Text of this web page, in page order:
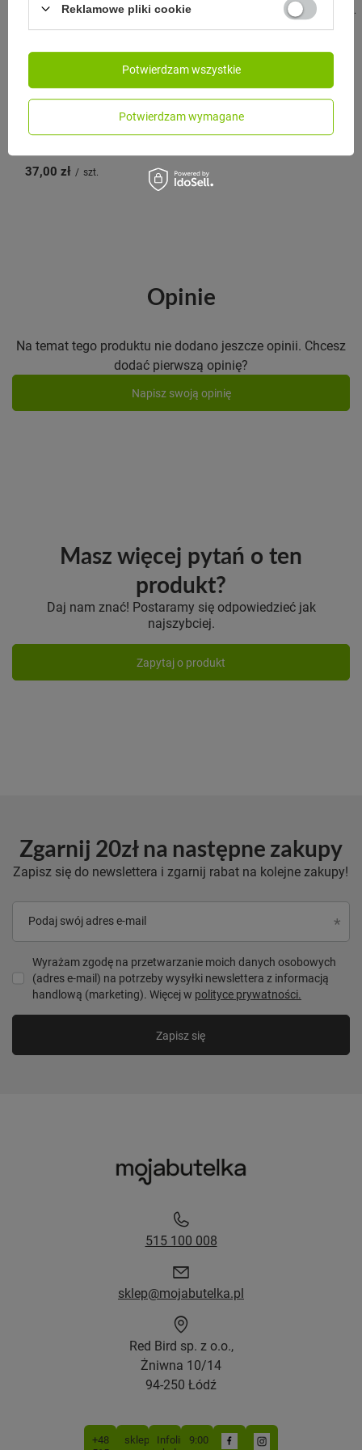
BU Filtr węglowy z bambusa
37,00 zł / szt.
111,00 zł
Opinie
Na temat tego produktu nie dodano jeszcze opinii. Chcesz
dodać pierwszą opinię?
Napisz swoją opinię
Masz więcej pytań o ten
produkt?
Daj nam znać! Postaramy się odpowiedzieć jak
najszybciej.
Zapytaj o produkt
Zgarnij 20zł na następne zakupy
Zapisz się do newslettera i zgarnij rabat na kolejne zakupy!
Podaj swój adres e-mail
Wyrażam zgodę na przetwarzanie moich danych osobowych
(adres e-mail) na potrzeby wysyłki newslettera z informacją
handlową (marketing). Więcej w polityce prywatności.
Zapisz się
515 100 008
sklep@mojabutelka.pl
Red Bird sp. z o.o.,
Żniwna 10/14
94-250 Łódź
+48
sklep@mojabutelka.pl
Infolinia9:00
Reklamowe pliki cookie
Potwierdzam wymagane
Potwierdzam wszystkie